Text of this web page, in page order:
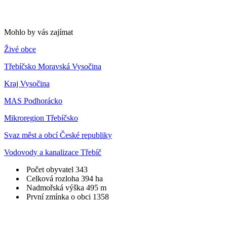
Mohlo by vás zajímat
Živé obce
Třebíčsko Moravská Vysočina
Kraj Vysočina
MAS Podhorácko
Mikroregion Třebíčsko
Svaz měst a obcí České republiky
Vodovody a kanalizace Třebíč
Počet obyvatel 343
Celková rozloha 394 ha
Nadmořská výška 495 m
První zmínka o obci 1358